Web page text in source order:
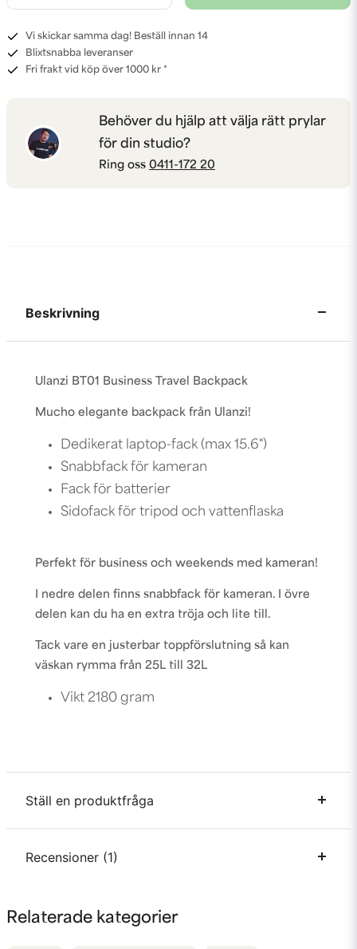
Vi skickar samma dag! Beställ innan 14
Blixtsnabba leveranser
Fri frakt vid köp över 1000 kr *
Behöver du hjälp att välja rätt prylar
för din studio?
Ring oss 0411-172 20
Beskrivning
Ulanzi BT01 Business Travel Backpack
Mucho elegante backpack från Ulanzi!
Dedikerat laptop-fack (max 15.6")
Snabbfack för kameran
Fack för batterier
Sidofack för tripod och vattenflaska
Perfekt för business och weekends med kameran!
I nedre delen finns snabbfack för kameran. I övre
delen kan du ha en extra tröja och lite till.
Tack vare en justerbar toppförslutning så kan
väskan rymma från 25L till 32L
Vikt 2180 gram
Ställ en produktfråga
question
Fråga oss något om denna produkten...
Recensioner (1)
Anonym
Relaterade kategorier